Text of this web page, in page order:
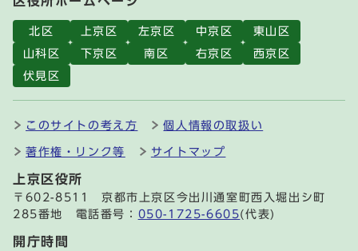
北区 上京区 左京区 中京区
東山区
山科区
下京区 南区 右京区
西京区
伏見区
このサイトの考え方 個人情報の取扱い
著作権・リンク等 サイトマップ
上京区役所
〒602-8511 京都市上京区今出川通室町西入堀出シ町
285番地 電話番号： 050-1725-6605(代表)
開庁時間